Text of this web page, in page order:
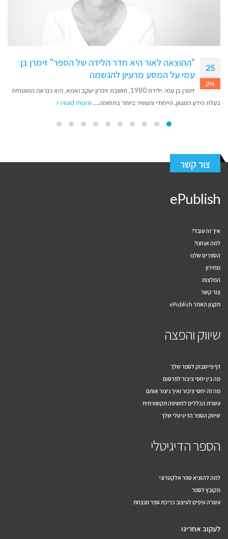
08
דצמ
אהבה, אובדן ותקווה: מסעו של מורן צור לכתיבת
הספר "קקטוס"
"אני חייב תמיד להיות בתנועה ולהמציא את עצמי מחדש, מה שהוביל אותי
ב-2014 להקים את הסטארט-אפ המרגש, SafeBeyond, שתרם...
צור קשר
ePublish
איך זה עובד?
למה אנחנו?
הספרים שלנו
מחירון
המלצות
צור קשר
תקנון האתר ePublish
שיווק והפצה
דף פייסבוק לספר שלך
מה בין יחסי ציבור לפרסום
מה זה יחסי ציבור ואיך ניצור אותם
עשרת הכללים לחשיפה תקשורתית
שיווק הספר הדיגיטלי שלך
הספר הדיגיטלי
למה להוציא ספר אלקטרוני
מקובץ לספר
עשרה טיפים לעיצוב כריכת ספר מנצחת
לעקוב אחרינו